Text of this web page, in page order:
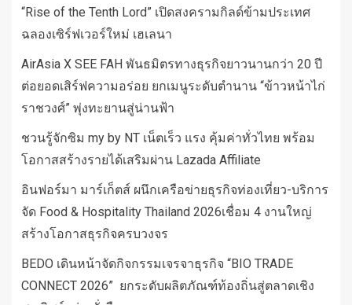
“Rise of the Tenth Lord” เปิดสงครามกิลด์ข้ามประเทศ
ฉลองเซิร์ฟเวอร์ใหม่ เฮเลนา
AirAsia X SEE FAH พันธมิตรทางธุรกิจยาวนานกว่า 20 ปี
ต่อยอดเสิร์ฟความอร่อย ยกเมนูระดับตำนาน “ข้าวหน้าไก่
ราชวงศ์” พุ่งทะยานสู่น่านฟ้า
ชวนรู้จักซิม my by NT เน็ตเร็ว แรง คุ้มค่าทั่วไทย พร้อม
โอกาสสร้างรายได้เสริมผ่าน Lazada Affiliate
อินฟอร์มา มาร์เก็ตส์ ผนึกเครือข่ายธุรกิจท่องเที่ยว-บริการ
จัด Food & Hospitality Thailand 2026เชื่อม 4 งานใหญ่
สร้างโอกาสธุรกิจครบวงจร
BEDO เดินหน้าจัดกิจกรรมเจรจาธุรกิจ “BIO TRADE
CONNECT 2026” ยกระดับผลิตภัณฑ์ท้องถิ่นสู่ตลาดเชิง